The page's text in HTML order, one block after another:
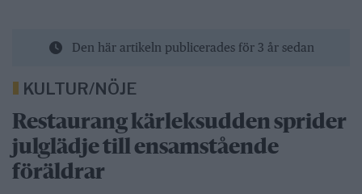
Den här artikeln publicerades för 3 år sedan
KULTUR/NÖJE
Restaurang kärleksudden sprider
julglädje till ensamstående
föräldrar